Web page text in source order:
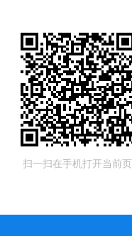
扫一扫在手机打开当前页